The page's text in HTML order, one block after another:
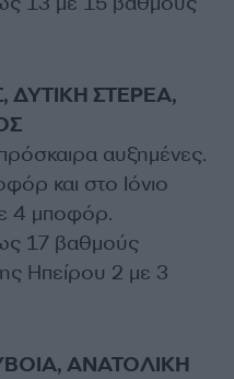
ΔΥΤΙΚΗ ΣΤΕΡΕΑ,
αυξημένες.
και στο Ιόνιο
4 μποφόρ.
17 βαθμούς
Ηπείρου 2 με 3
ΑΝΑΤΟΛΙΚΗ